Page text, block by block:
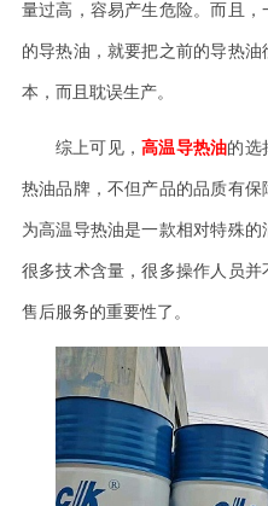
量过高，容易产生危险。而且
的导热油，就要把之前的导热
本，而且耽误生产。
综上可见，高温导热油的选
热油品牌，不但产品的品质有保
为高温导热油是一款相对特殊
很多技术含量，很多操作人员
售后服务的重要性了。